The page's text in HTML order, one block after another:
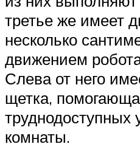
третье же имеет
несколько
движением
Слева от него
щетка,
труднодоступных
комнаты.